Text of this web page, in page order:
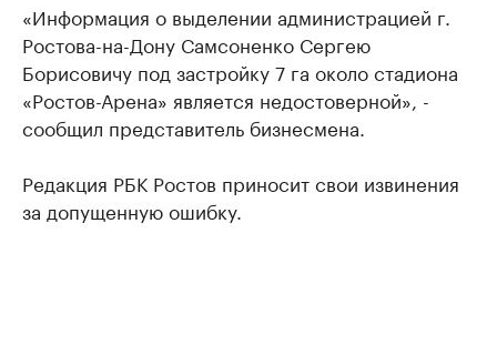
«Информация о выделении администрацией г.
Ростова-на-Дону Самсоненко Сергею
Борисовичу под застройку 7 га около стадиона
«Ростов-Арена» является недостоверной», -
сообщил представитель бизнесмена.
Редакция РБК Ростов приносит свои извинения
за допущенную ошибку.